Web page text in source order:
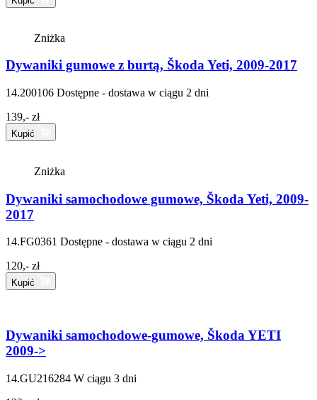
Zniżka
Dywaniki gumowe z burtą, Škoda Yeti, 2009-2017
14.200106 Dostępne - dostawa w ciągu 2 dni
139,- zł
Kupić
Zniżka
Dywaniki samochodowe gumowe, Škoda Yeti, 2009-
2017
14.FG0361 Dostępne - dostawa w ciągu 2 dni
120,- zł
Kupić
Dywaniki samochodowe-gumowe, Škoda YETI
2009->
14.GU216284 W ciągu 3 dni